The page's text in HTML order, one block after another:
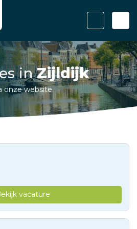
inZijldijk
onze website
vacature